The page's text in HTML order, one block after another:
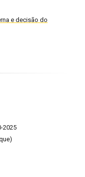
e decisão do
2025